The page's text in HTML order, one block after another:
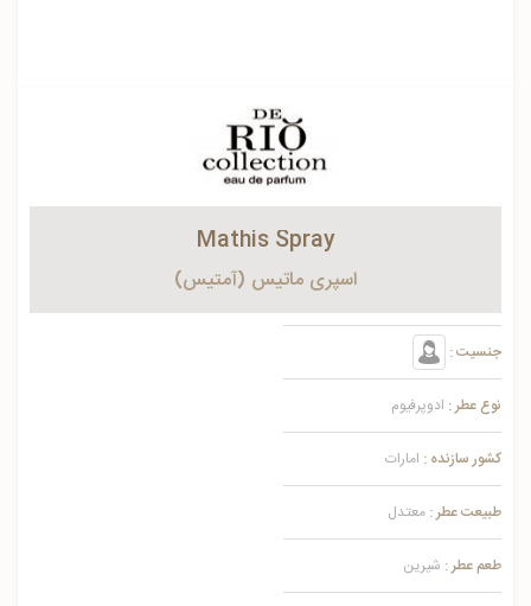
Mathis Spray
اسپری ماتیس (آمتیس)
جنسیت :
نوع عطر : ادوپرفیوم
کشور سازنده : امارات
طبیعت عطر : معتدل
طعم عطر : شیرین